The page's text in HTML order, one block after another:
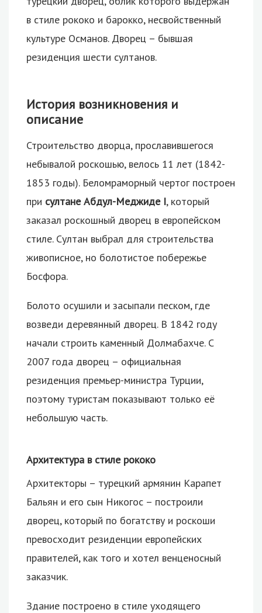
в стиле рококо и барокко, несвойственный
культуре Османов.Дворец – бывшая
резиденция шести султанов.
История возникновения и
описание
Строительство дворца, прославившегося
небывалой роскошью, велось 11 лет (1842-
1853 годы). Беломраморный чертог построен
при султане Абдул-Меджиде I, который
заказал роскошный дворец в европейском
стиле. Султан выбрал для строительства
живописное, но болотистое побережье
Босфора.
Болото осушили и засыпали песком, где
возведи деревянный дворец. В 1842 году
начали строить каменный Долмабахче. С
2007 года дворец – официальная
резиденция премьер-министра Турции,
поэтому туристам показывают только её
небольшую часть.
Архитектура в стиле рококо
Архитекторы – турецкий армянин Карапет
Бальян и его сын Никогос – построили
дворец, который по богатству и роскоши
превосходит резиденции европейских
правителей, как того и хотел венценосный
заказчик.
Здание построено в стиле уходящего